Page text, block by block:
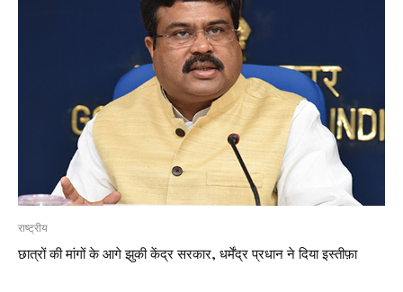
राष्ट्रीय
छात्रों की मांगों के आगे झुकी केंद्र सरकार, धर्मेंद्र प्रधान ने दिया इस्तीफ़ा